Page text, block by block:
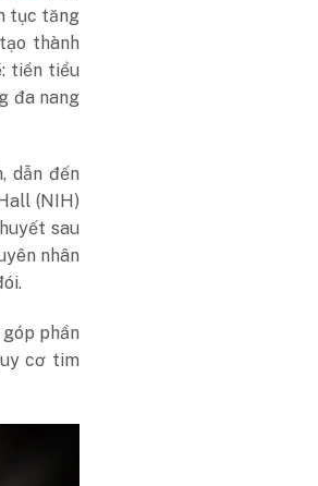
tục tăng
thành
tiền tiểu
đa nang
dẫn đến
(NIH)
sau
nhân
phần
cơ tim